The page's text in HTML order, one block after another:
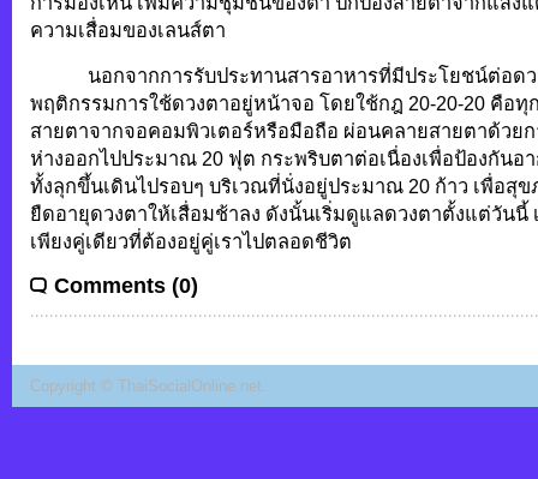
ความเสื่อมของเลนส์ตา
นอกจากการรับประทานสารอาหารที่มีประโยชน์ต่อดว
พฤติกรรมการใช้ดวงตาอยู่หน้าจอ โดยใช้กฎ 20-20-20 คือทุ
สายตาจากจอคอมพิวเตอร์หรือมือถือ ผ่อนคลายสายตาด้วย
ห่างออกไปประมาณ 20 ฟุต กระพริบตาต่อเนื่องเพื่อป้องกันอ
ทั้งลุกขึ้นเดินไปรอบๆ บริเวณที่นั่งอยู่ประมาณ 20 ก้าว เพื่อสุ
ยืดอายุดวงตาให้เสื่อมช้าลง ดังนั้นเริ่มดูแลดวงตาตั้งแต่วันนี้
เพียงคู่เดียวที่ต้องอยู่คู่เราไปตลอดชีวิต
Comments (0)
Copyright © ThaiSocialOnline.net.